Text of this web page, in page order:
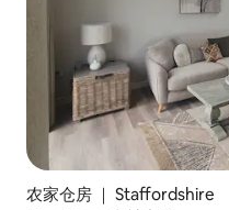
农家仓房 ｜ Staffordshire